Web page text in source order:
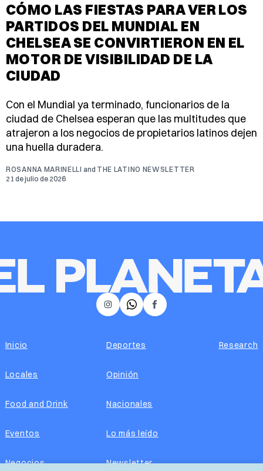
CÓMO LAS FIESTAS PARA VER LOS
PARTIDOS DEL MUNDIAL EN
CHELSEA SE CONVIRTIERON EN EL
MOTOR DE VISIBILIDAD DE LA
CIUDAD
Con el Mundial ya terminado, funcionarios de la
ciudad de Chelsea esperan que las multitudes que
atrajeron a los negocios de propietarios latinos dejen
una huella duradera.
ROSANNA MARINELLI and THE LATINO NEWSLETTER
21 de julio de 2026
𝕏 Facebook
Instagram
Inicio
Locales
Food and Drink
Eventos
Negocios
Deportes
Opinión
Nacionales
Lo más leído
Newsletter
Research